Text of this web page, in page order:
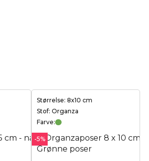
Størrelse: 8x10 cm
Stof: Organza
Farve:
-5%